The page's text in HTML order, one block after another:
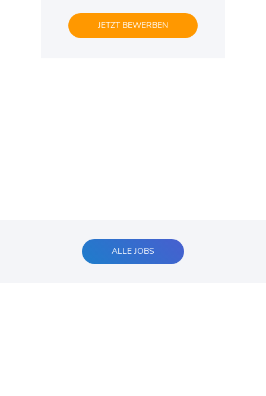
JETZT BEWERBEN
ALLE JOBS